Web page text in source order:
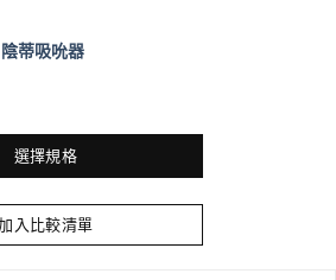
蒂吸吮器
選擇規格
入比較清單